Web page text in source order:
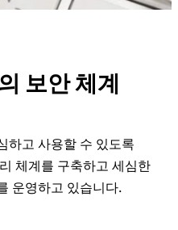
보안 체계
하고 사용할 수 있도록
체계를 구축하고 세심한
운영하고 있습니다.